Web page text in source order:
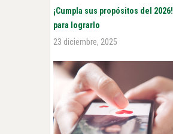
¡Cumpla sus propósitos del
para lograrlo
23 diciembre, 2025